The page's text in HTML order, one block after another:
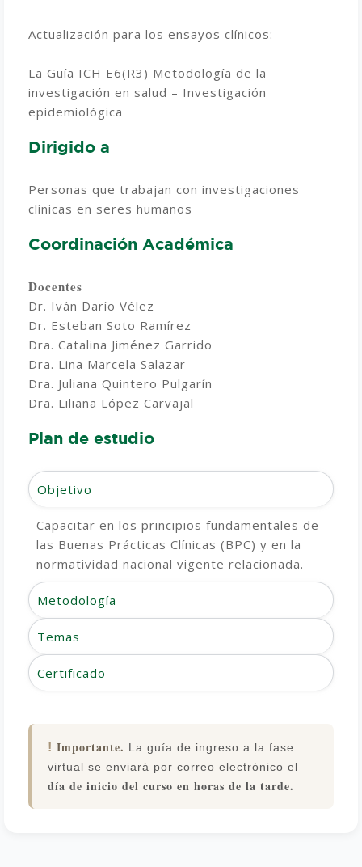
Actualización para los ensayos clínicos:
La Guía ICH E6(R3) Metodología de la
investigación en salud – Investigación
epidemiológica
Dirigido a
Personas que trabajan con investigaciones
clínicas en seres humanos
Coordinación Académica
Docentes
Dr. Iván Darío Vélez
Dr. Esteban Soto Ramírez
Dra. Catalina Jiménez Garrido
Dra. Lina Marcela Salazar
Dra. Juliana Quintero Pulgarín
Dra. Liliana López Carvajal
Plan de estudio
Objetivo
Capacitar en los principios fundamentales de
las Buenas Prácticas Clínicas (BPC) y en la
normatividad nacional vigente relacionada.
Metodología
Temas
Certificado
! Importante. La guía de ingreso a la fase
virtual se enviará por correo electrónico el
día de inicio del curso en horas de la tarde.